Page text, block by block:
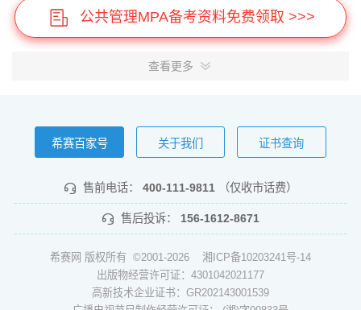
公共管理MPA备考资料免费领取 >>>
查看更多
希赛百家号 关于我们 证书查询
售前电话： 400-111-9811 （仅收市话费）
售后投诉： 156-1612-8671
希赛网 版权所有 ©2001-2026 湘ICP备10203241号-14
出版物经营许可证：4301042021177
高新技术企业证书：GR202143001539